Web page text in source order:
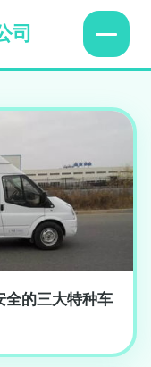
司
全的三大特种车